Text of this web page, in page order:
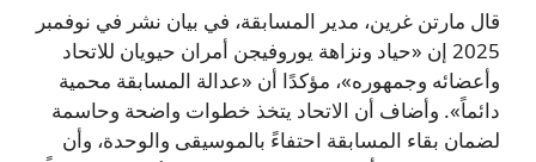
قال مارتن غرين، مدير المسابقة، في بيان نشر في نوفمبر
2025 إن «حياد ونزاهة يوروفيجن أمران حيويان للاتحاد
وأعضائه وجمهوره»، مؤكدًا أن «عدالة المسابقة محمية
دائماً». وأضاف أن الاتحاد يتخذ خطوات واضحة وحاسمة
لضمان بقاء المسابقة احتفاءً بالموسيقى والوحدة، وأن